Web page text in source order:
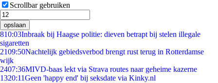
Scrollbar gebruiken
opslaan
810:03Inbraak bij Haagse politie: dieven betrapt bij stelen illegale
sigaretten
2109:50Nachtelijk gebiedsverbod brengt rust terug in Rotterdamse
wijk
2407:36MIVD-baas lekt via Strava routes naar geheime kazerne
1320:11Geen 'happy end' bij seksdate via Kinky.nl